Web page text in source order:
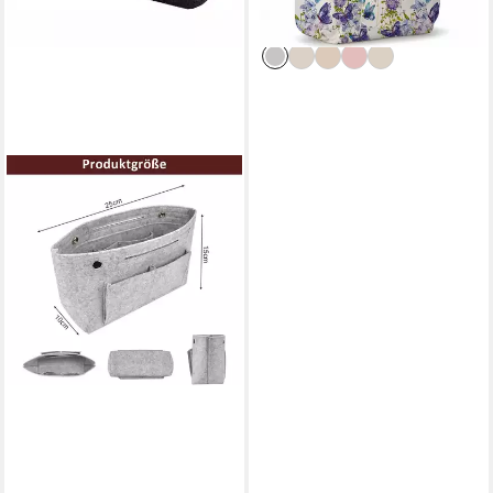
lieferbar - in 5-6 Werktagen bei dir